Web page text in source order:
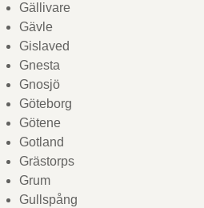
Gällivare
Gävle
Gislaved
Gnesta
Gnosjö
Göteborg
Götene
Gotland
Grästorps
Grum
Gullspång